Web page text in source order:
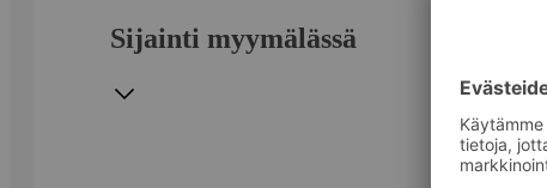
Sijainti myymälässä